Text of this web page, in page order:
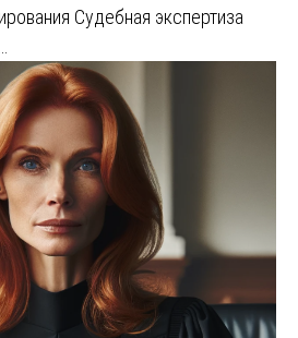
Судебная экспертиза